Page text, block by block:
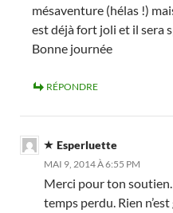
mésaventure (hélas !)
est déjà fort joli et il sera
Bonne journée
RÉPONDRE
Esperluette
MAI 9, 2014 À 6:55 PM
Merci pour ton soutien.
temps perdu. Rien